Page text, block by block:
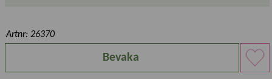
Artnr: 26370
Bevaka